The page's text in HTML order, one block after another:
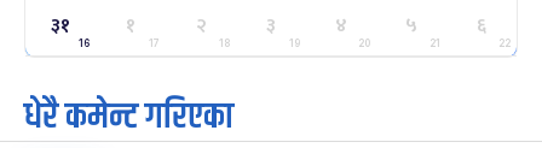
२५
मंगल
ग्याल्पो ल्होसार
फाल्गुन २५, २०८३ Mar 9, 2027
७ महिना बाँकी
७
आइत
पूर्णिमा व्रत
चैत्र ७, २०८३-Mar 21, 2027
३१
16
१
17
२
18
३
19
४
20
५
21
६
22
धेरै कमेन्ट गरिएका